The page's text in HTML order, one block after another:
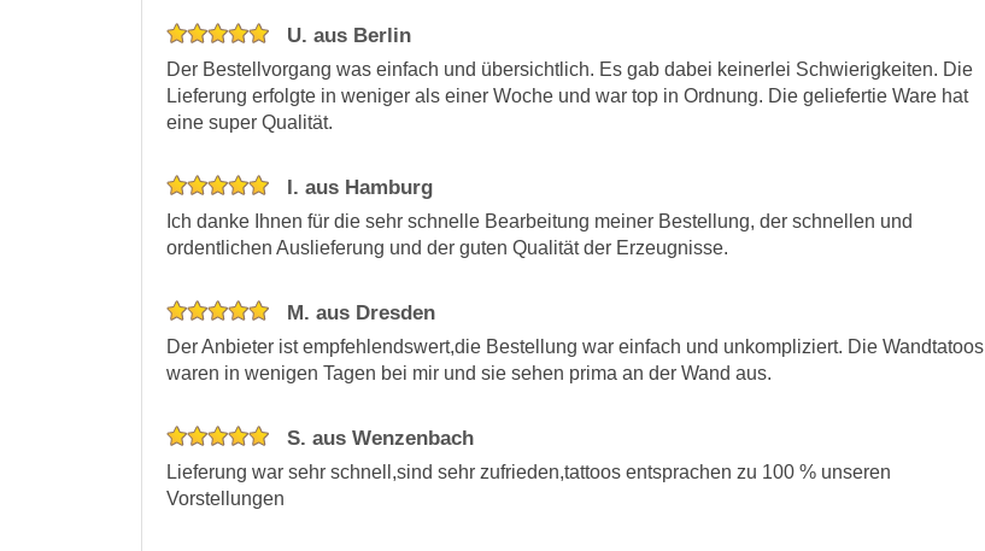
U. aus Berlin
Der Bestellvorgang was einfach und übersichtlich. Es gab dabei keinerlei Schwierigkeiten. Die
Lieferung erfolgte in weniger als einer Woche und war top in Ordnung. Die geliefertie Ware hat
eine super Qualität.
I. aus Hamburg
Ich danke Ihnen für die sehr schnelle Bearbeitung meiner Bestellung, der schnellen und
ordentlichen Auslieferung und der guten Qualität der Erzeugnisse.
M. aus Dresden
Der Anbieter ist empfehlendswert,die Bestellung war einfach und unkompliziert. Die Wandtatoos
waren in wenigen Tagen bei mir und sie sehen prima an der Wand aus.
S. aus Wenzenbach
Lieferung war sehr schnell,sind sehr zufrieden,tattoos entsprachen zu 100 % unseren
Vorstellungen